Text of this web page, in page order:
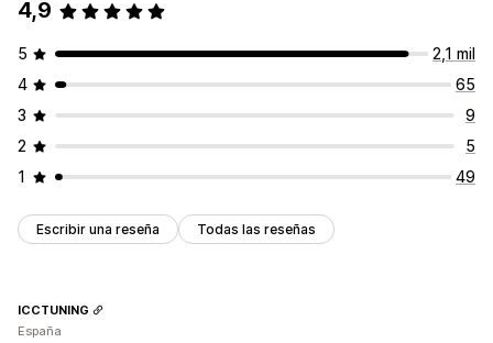
4,9
5
2,1 mil
4
65
3
9
2
5
1
49
Escribir una reseña Todas las reseñas
ICCTUNING
España